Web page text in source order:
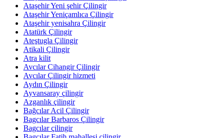
Ataşehir Yeni şehir Çilingir
Ataşehir Yeniçamlıca Çilingir
Ataşehir yenisahra Çilingir
Atatürk Çilingir
Ateştugla Çilingir
Atikali Çilingir
Atra kilit
Avcılar Cihangir Çilingir
Avcılar Çilingir hizmeti
Aydın Çilingir
Ayvansaray çilingir
Azganlık çilingir
Bağcılar Acil Çilingir
Bagcılar Barbaros Çilingir
Bagcılar çilingir